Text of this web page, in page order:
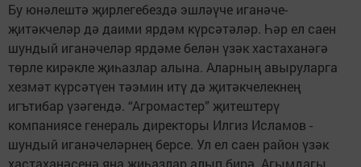
Бу юнәлештә җирлегебездә эшләүче иганәче-
җитәкчеләр дә даими ярдәм күрсәтәләр. Һәр ел саен
шундый иганәчеләр ярдәме белән үзәк хастаханәгә
төрле кирәкле җиһазлар алына. Аларның авыруларга
хезмәт күрсәтүен тәэмин итү дә җитәкчелекнең
игътибар үзәгендә. “Агромастер” җитештерү
компаниясе генераль директоры Илгиз Исламов -
шундый иганәчеләрнең берсе. Ул ел саен район үзәк
хастаханәсенә яңа җиһазлар алып бирә. Агымдагы